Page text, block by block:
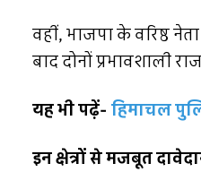
वहीं, भाजपा के वरिष्ठ
बाद दोनों प्रभावशाली
यह भी पढ़ें- हिमाचल
इन क्षेत्रों से मजबूत